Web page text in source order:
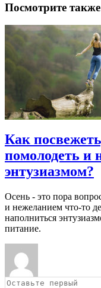
Посмотрите также
Как
помолодеть и
энтузиазмом?
Осень - это пора
и нежеланием что-то
наполниться
питание.